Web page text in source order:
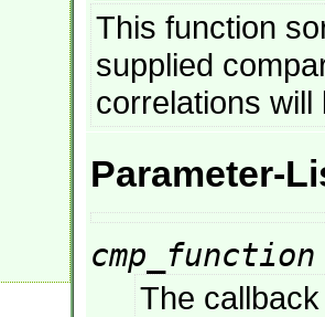
This function
supplied
correlations will
Parameter-
cmp_function
The